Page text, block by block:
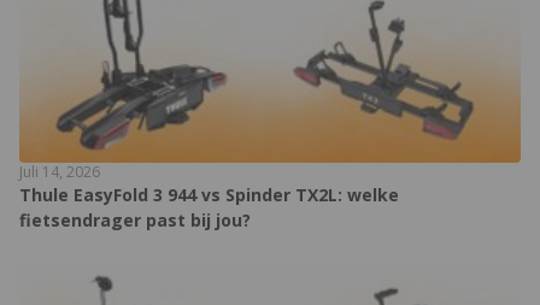
Juli 14, 2026
Thule EasyFold 3 944 vs Spinder TX2L: welke
fietsendrager past bij jou?